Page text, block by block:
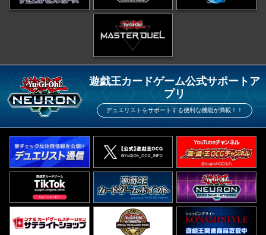
遊戯王カードゲーム公式サポートア
プリ
デュエリストをサポートする便利な機能が満載！！